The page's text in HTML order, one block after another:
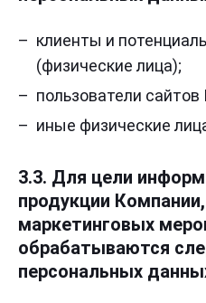
клиенты и
(физические лица);
пользователи
иные физические
3.3. Для цели
продукции
маркетинговых
обрабатываются
персональных